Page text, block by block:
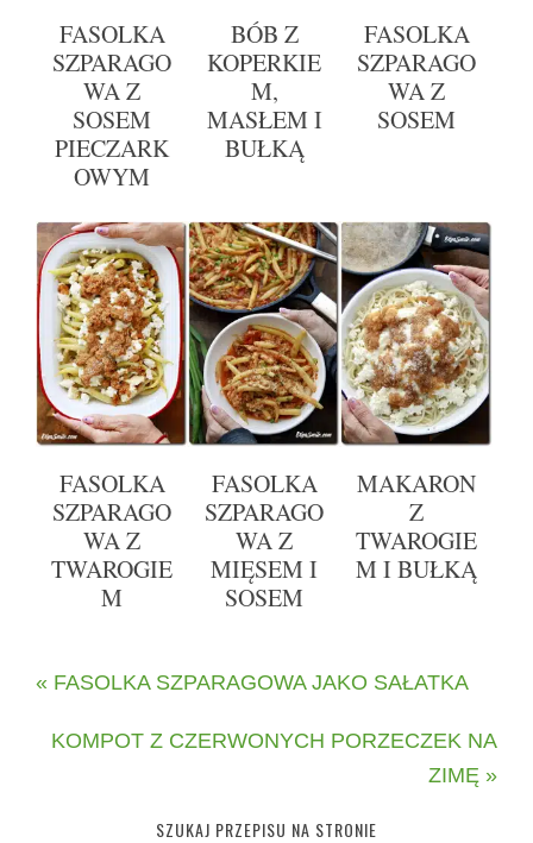
FASOLKA
SZPARAGO
WA Z
SOSEM
PIECZARK
OWYM
BÓB Z
KOPERKIE
M,
MASŁEM I
BUŁKĄ
FASOLKA
SZPARAGO
WA Z
SOSEM
FASOLKA
SZPARAGO
WA Z
TWAROGIE
M
FASOLKA
SZPARAGO
WA Z
MIĘSEM I
SOSEM
MAKARON
Z
TWAROGIE
M I BUŁKĄ
« FASOLKA SZPARAGOWA JAKO SAŁATKA
KOMPOT Z CZERWONYCH PORZECZEK NA
ZIMĘ »
SZUKAJ PRZEPISU NA STRONIE